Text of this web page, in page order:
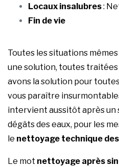
Locaux insalubres:
Fin de vie
Toutes les situations
une solution, toutes traitées
avons la solution pour
vous paraître
intervient aussitôt après un
dégâts des eaux, pour les
le nettoyage technique
Le mot nettoyage après